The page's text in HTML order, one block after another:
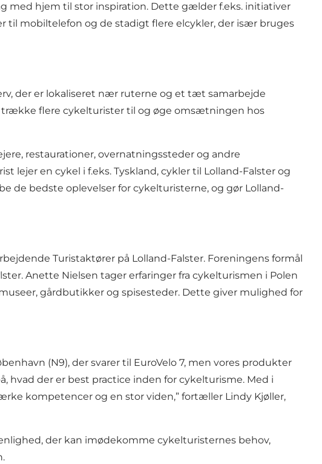
med hjem til stor inspiration. Dette gælder f.eks. initiativer
til mobiltelefon og de stadigt flere elcykler, der især bruges
der er lokaliseret nær ruterne og et tæt samarbejde
trække flere cykelturister til og øge omsætningen hos
restaurationer, overnatningssteder og andre
lejer en cykel i f.eks. Tyskland, cykler til Lolland-Falster og
de bedste oplevelser for cykelturisterne, og gør Lolland-
Turistaktører på Lolland-Falster. Foreningens formål
Anette Nielsen tager erfaringer fra cykelturismen i Polen
gårdbutikker og spisesteder. Dette giver mulighed for
(N9), der svarer til EuroVelo 7, men vores produkter
hvad der er best practice inden for cykelturisme. Med i
kompetencer og en stor viden,” fortæller Lindy Kjøller,
der kan imødekomme cykelturisternes behov,